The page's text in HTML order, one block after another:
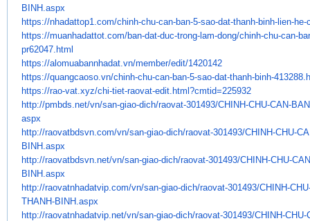
BINH.aspx
https://nhadattop1.com/chinh-chu-can-ban-5-sao-dat-thanh-binh-lien-he-
https://muanhadattot.com/ban-dat-duc-trong-lam-dong/chinh-chu-can-
pr62047.html
https://alomuabannhadat.vn/member/edit/1420142
https://quangcaoso.vn/chinh-chu-can-ban-5-sao-dat-thanh-binh-
https://rao-vat.xyz/chi-tiet-raovat-edit.html?cmtid=225932
http://pmbds.net/vn/san-giao-dich/raovat-301493/CHINH-CHU-CAN-
aspx
http://raovatbdsvn.com/vn/san-giao-dich/raovat-301493/CHINH-CHU-
BINH.aspx
http://raovatbdsvn.net/vn/san-giao-dich/raovat-301493/CHINH-CHU-
BINH.aspx
http://raovatnhadatvip.com/vn/san-giao-dich/raovat-301493/CHINH-
THANH-BINH.aspx
http://raovatnhadatvip.net/vn/san-giao-dich/raovat-301493/CHINH-CHU-